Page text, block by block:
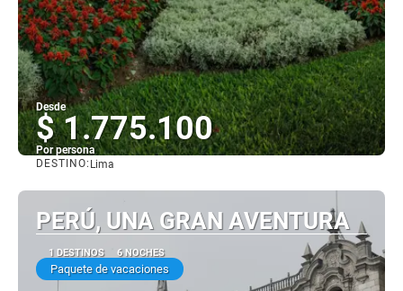
Desde
$ 1.775.100
Por persona
DESTINO: Lima
PERÚ, UNA GRAN AVENTURA
1 DESTINOS 6 NOCHES
Paquete de vacaciones